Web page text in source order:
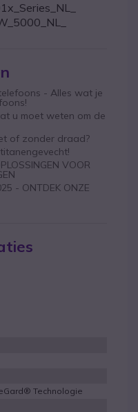
- Alles wat je
u moet weten om de
of zonder draad?
VOOR
- ONTDEK ONZE
Technologie